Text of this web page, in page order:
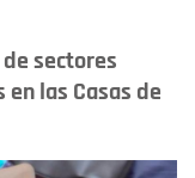
sectores
en las Casas de